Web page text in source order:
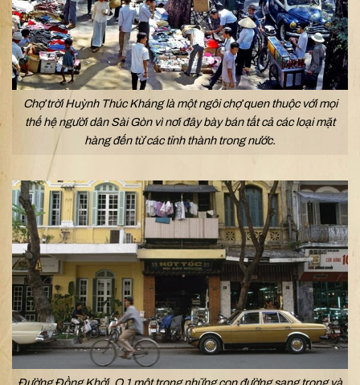
Chợ trời Huỳnh Thúc Kháng là một ngôi chợ quen thuộc với mọi
thế hệ người dân Sài Gòn vì nơi đây bày bán tất cả các loại mặt
hàng đến từ các tỉnh thành trong nước.
Đường Đồng Khởi, Q.1 một trong những con đường sang trọng và